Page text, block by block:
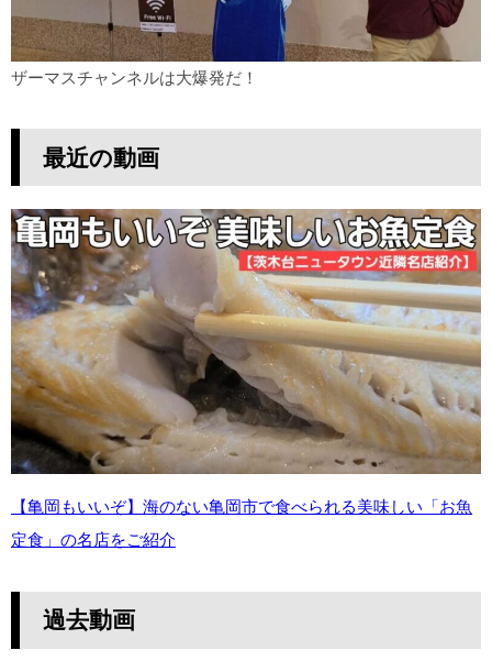
ザーマスチャンネルは大爆発だ！
最近の動画
【亀岡もいいぞ】海のない亀岡市で食べられる美味しい「お魚
定食」の名店をご紹介
過去動画